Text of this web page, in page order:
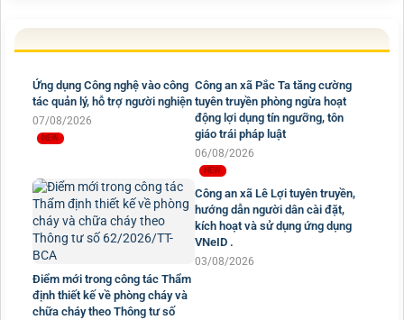
Ứng dụng Công nghệ vào công
tác quản lý, hỗ trợ người nghiện
07/08/2026
Công an xã Pắc Ta tăng cường
tuyên truyền phòng ngừa hoạt
động lợi dụng tín ngưỡng, tôn
giáo trái pháp luật
06/08/2026
Điểm mới trong công tác Thẩm
định thiết kế về phòng cháy và
chữa cháy theo Thông tư số
Công an xã Lê Lợi tuyên truyền,
hướng dẫn người dân cài đặt,
kích hoạt và sử dụng ứng dụng
VNeID .
03/08/2026